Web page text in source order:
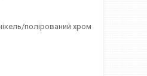
полірований хром